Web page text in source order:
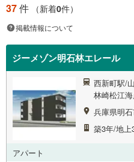
37件 （新着0件）
掲載情報について
ジーメゾン明石林エレール
西新町駅/
林崎松江
兵庫県明
築3年/地上
アパート